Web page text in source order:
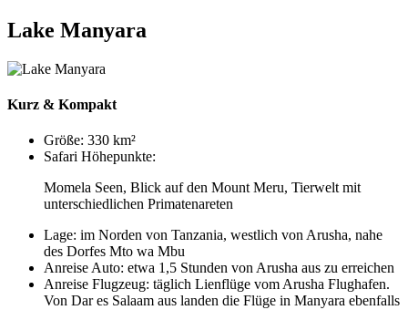
Lake Manyara
Kurz & Kompakt
Größe: 330 km²
Safari Höhepunkte:
Momela Seen, Blick auf den Mount Meru, Tierwelt mit
unterschiedlichen Primatenareten
Lage: im Norden von Tanzania, westlich von Arusha, nahe
des Dorfes Mto wa Mbu
Anreise Auto: etwa 1,5 Stunden von Arusha aus zu erreichen
Anreise Flugzeug: täglich Lienflüge vom Arusha Flughafen.
Von Dar es Salaam aus landen die Flüge in Manyara ebenfalls